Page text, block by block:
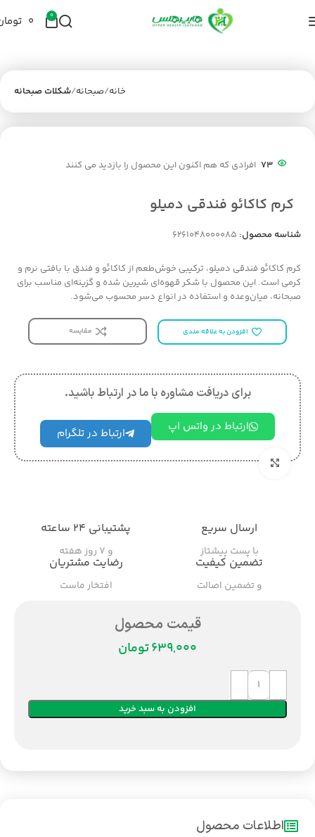
0 ۰
خانه صبحانه شکلات صبحانه
73 افرادی که هم اکنون این محصول را بازدید می کنند
کرم کاکائو فندقی دمیلو
شناسه محصول: 6261048000085
کرم کاکائو فندقی دمیلو، ترکیبی خوش‌طعم از کاکائو و فندق با بافتی نرم و
کرمی است. این محصول با شکر قهوه‌ای شیرین شده و گزینه‌ای مناسب برای
صبحانه، میان‌وعده و استفاده در انواع دسر محسوب می‌شود.
افزودن به علاقه مندی مقایسه
برای دریافت مشاوره با ما در ارتباط باشید.
ارتباط در واتس اپ ارتباط در تلگرام
بزرگنمایی تصویر
ارسال سریع
با پست پیشتاز
پشتیبانی ۲۴ ساعته
و ۷ روز هفته
تضمین کیفیت
و تضمین اصالت
رضایت مشتریان
افتخار ماست
قیمت محصول
تومان
افزودن به سبد خرید
اطلاعات محصول